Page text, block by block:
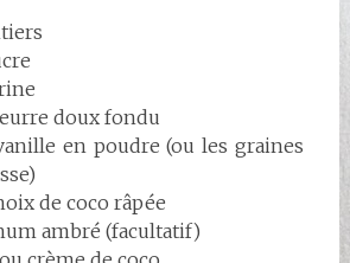
doux fondu
en poudre (ou les graines
de coco râpée
ambré (facultatif)